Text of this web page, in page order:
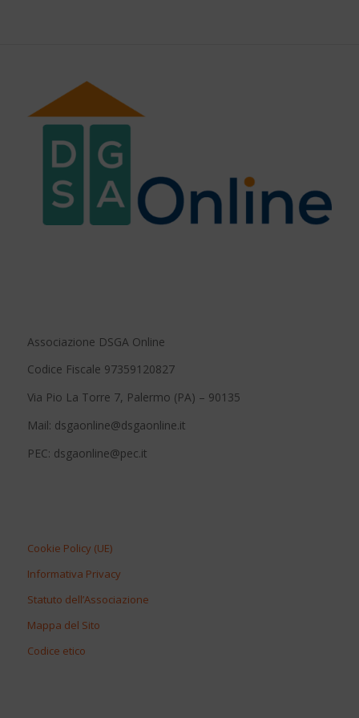
Associazione DSGA Online
Codice Fiscale 97359120827
Via Pio La Torre 7, Palermo (PA) – 90135
Mail: dsgaonline@dsgaonline.it
PEC: dsgaonline@pec.it
Cookie Policy (UE)
Informativa Privacy
Statuto dell’Associazione
Mappa del Sito
Codice etico